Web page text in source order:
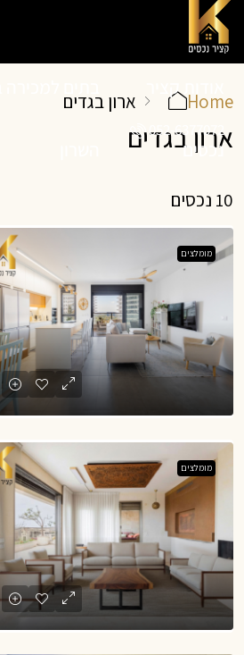
אודות קציר
נכסים
052-6377072
Home ארון בגדים
ארון בגדים
10 נכסים
מומלצים
מומלצים